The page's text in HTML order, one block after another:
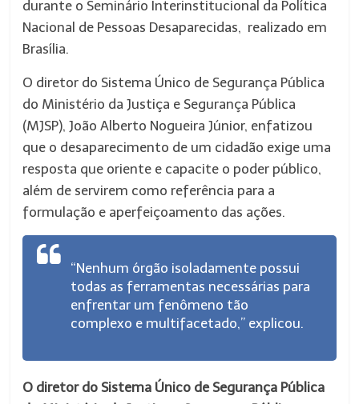
durante o Seminário Interinstitucional da Política
Nacional de Pessoas Desaparecidas, realizado em
Brasília.
O diretor do Sistema Único de Segurança Pública
do Ministério da Justiça e Segurança Pública
(MJSP), João Alberto Nogueira Júnior, enfatizou
que o desaparecimento de um cidadão exige uma
resposta que oriente e capacite o poder público,
além de servirem como referência para a
formulação e aperfeiçoamento das ações.
“Nenhum órgão isoladamente possui
todas as ferramentas necessárias para
enfrentar um fenômeno tão
complexo e multifacetado,” explicou.
O diretor do Sistema Único de Segurança Pública